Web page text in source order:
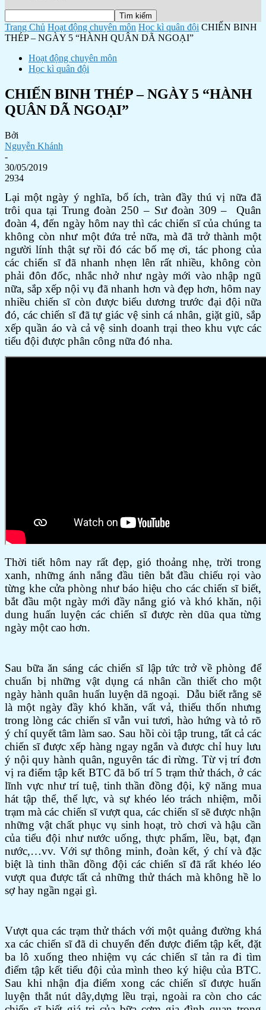
Trang Chủ Hoạt động chuyên môn Học kì quân đội CHIẾN BINH
THÉP – NGÀY 5 “HÀNH QUÂN DÃ NGOẠI”
Hoạt động chuyên môn
Học kì quân đội
CHIẾN BINH THÉP – NGÀY 5 “HÀNH
QUÂN DÃ NGOẠI”
Bởi
Nguyễn Khánh
-
30/05/2019
2934
Lại một ngày ý nghĩa, bổ ích, tràn đầy thú vị nữa đã
trôi qua tại Trung đoàn 250 – Sư đoàn 309 – Quân
đoàn 4, đến ngày hôm nay thì các chiến sĩ của chúng ta
không còn như một đứa trẻ nữa, mà đã trở thành một
người lính thật sự rồi đó các bố mẹ ơi, tác phong của
các chiến sĩ đã nhanh nhẹn lên rất nhiều, không còn
phải đôn đốc, nhắc nhở như ngày mới vào nhập ngũ
nữa, sắp xếp nội vụ đã nhanh hơn và đẹp hơn, hôm nay
nhiều chiến sĩ còn được biểu dương trước đại đội nữa
đó, các chiến sĩ đã tự giác vệ sinh cá nhân, giặt giũ, sắp
xếp quần áo và cả vệ sinh doanh trại theo khu vực các
tiểu đội được phân công nữa đó nha.
Thời tiết hôm nay rất đẹp, gió thoảng nhẹ, trời trong
xanh, những ánh nắng đầu tiên bắt đầu chiếu rọi vào
từng khe cửa phòng như báo hiệu cho các chiến sĩ biết,
bắt đầu một ngày mới đầy nắng gió và khó khăn, nội
dung huấn luyện các chiến sĩ được rèn dũa qua từng
ngày một cao hơn.
Sau bữa ăn sáng các chiến sĩ lập tức trở về phòng để
chuẩn bị những vật dụng cá nhân cần thiết cho một
ngày hành quân huấn luyện dã ngoại. Dẫu biết rằng sẽ
là một ngày đầy khó khăn, vất vả, thiếu thốn nhưng
trong lòng các chiến sĩ vẫn vui tươi, hào hứng và tỏ rõ
ý chí quyết tâm làm sao. Sau hồi còi tập trung, tất cả các
chiến sĩ được xếp hàng ngay ngắn và được chỉ huy lưu
ý nội quy hành quân, nguyên tác đi rừng. Từ vị trí đơn
vị ra điểm tập kết BTC đã bố trí 5 trạm thử thách, ở các
lĩnh vực như trí tuệ, tinh thần đồng đội, kỹ năng mua
hát tập thể, thể lực, và sự khéo léo trách nhiệm, mỗi
trạm mà các chiến sĩ vượt qua, các chiến sĩ sẽ được nhận
những vật chất phục vụ sinh hoạt, trò chơi và hậu cần
của tiểu đội như nước uống, thực phẩm, lều, bạt, đạn
nước,…vv. Với sự thông minh, đoàn kết, ý chí và đặc
biệt là tinh thần đồng đội các chiến sĩ đã rất khéo léo
vượt qua được tất cả những thử thách mà không hề lo
sợ hay ngần ngại gì.
Vượt qua các trạm thử thách với một quảng đường khá
xa các chiến sĩ đã di chuyển đến được điểm tập kết, đặt
ba lô xuống theo nhiệm vụ các chiến sĩ tản ra đi tìm
điểm tập kết tiểu đội của mình theo ký hiệu của BTC.
Sau khi nhận địa điểm xong các chiến sĩ được huấn
luyện thắt nút dây,dựng lều trại, ngoài ra còn cho các